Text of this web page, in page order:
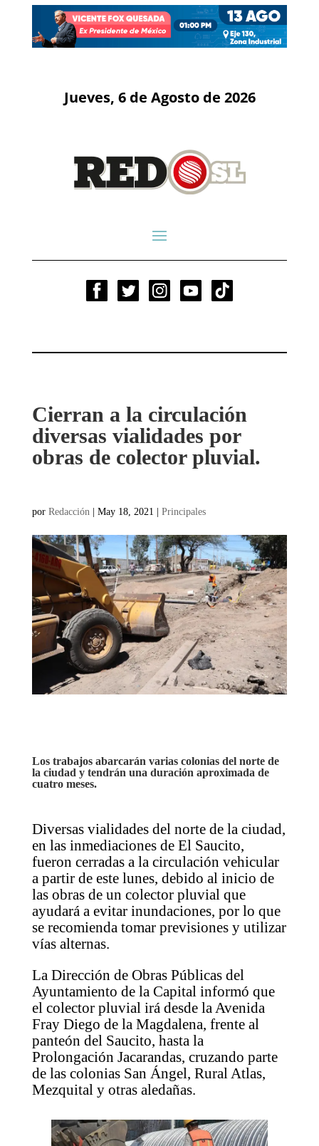
Jueves, 6 de Agosto de 2026
Cierran a la circulación
diversas vialidades por
obras de colector pluvial.
por Redacción | May 18, 2021 | Principales
Los trabajos abarcarán varias colonias del norte de
la ciudad y tendrán una duración aproximada de
cuatro meses.
Diversas vialidades del norte de la ciudad,
en las inmediaciones de El Saucito,
fueron cerradas a la circulación vehicular
a partir de este lunes, debido al inicio de
las obras de un colector pluvial que
ayudará a evitar inundaciones, por lo que
se recomienda tomar previsiones y utilizar
vías alternas.
La Dirección de Obras Públicas del
Ayuntamiento de la Capital informó que
el colector pluvial irá desde la Avenida
Fray Diego de la Magdalena, frente al
panteón del Saucito, hasta la
Prolongación Jacarandas, cruzando parte
de las colonias San Ángel, Rural Atlas,
Mezquital y otras aledañas.